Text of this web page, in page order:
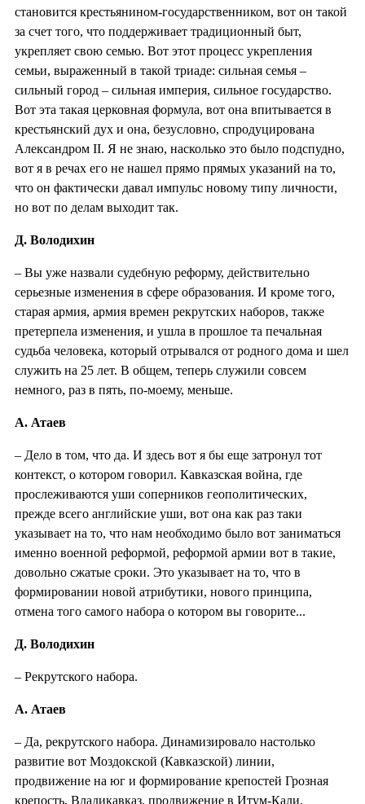
становится крестьянином-государственником, вот он такой
за счет того, что поддерживает традиционный быт,
укрепляет свою семью. Вот этот процесс укрепления
семьи, выраженный в такой триаде: сильная семья –
сильный город – сильная империя, сильное государство.
Вот эта такая церковная формула, вот она впитывается в
крестьянский дух и она, безусловно, спродуцирована
Александром II. Я не знаю, насколько это было подспудно,
вот я в речах его не нашел прямо прямых указаний на то,
что он фактически давал импульс новому типу личности,
но вот по делам выходит так.
Д. Володихин
– Вы уже назвали судебную реформу, действительно
серьезные изменения в сфере образования. И кроме того,
старая армия, армия времен рекрутских наборов, также
претерпела изменения, и ушла в прошлое та печальная
судьба человека, который отрывался от родного дома и шел
служить на 25 лет. В общем, теперь служили совсем
немного, раз в пять, по-моему, меньше.
А. Атаев
– Дело в том, что да. И здесь вот я бы еще затронул тот
контекст, о котором говорил. Кавказская война, где
прослеживаются уши соперников геополитических,
прежде всего английские уши, вот она как раз таки
указывает на то, что нам необходимо было вот заниматься
именно военной реформой, реформой армии вот в такие,
довольно сжатые сроки. Это указывает на то, что в
формировании новой атрибутики, нового принципа,
отмена того самого набора о котором вы говорите...
Д. Володихин
– Рекрутского набора.
А. Атаев
– Да, рекрутского набора. Динамизировало настолько
развитие вот Моздокской (Кавказской) линии,
продвижение на юг и формирование крепостей Грозная
крепость, Владикавказ, продвижение в Итум-Кали,